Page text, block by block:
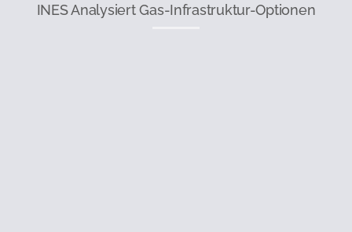
INES Analysiert Gas-Infrastruktur-Optionen